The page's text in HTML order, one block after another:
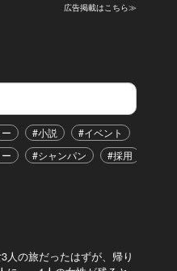
広告掲載はこちら≫
#小説 #イベント
#シャンパン #採用
人の旅だったはずが、帰り